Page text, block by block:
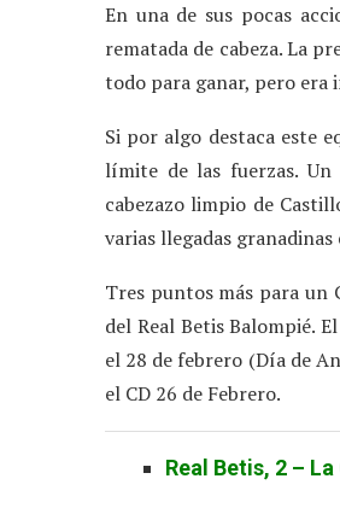
En una de sus pocas
rematada de cabeza. La
todo para ganar, pero era
Si por algo destaca este
límite de las fuerzas.
cabezazo limpio de
varias llegadas
Tres puntos más para un
del Real Betis Balompié.
el 28 de febrero (Día de
el CD 26 de Febrero.
Real Betis, 2 –